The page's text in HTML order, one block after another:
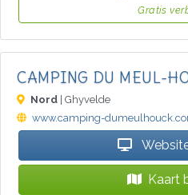
Gratis
CAMPING DU MEUL-
Nord | Ghyvelde
www.camping-
Kaart